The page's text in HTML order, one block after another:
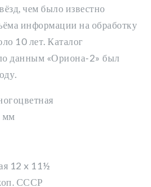
чем было известно
информации на обработку
10 лет. Каталог
данным «Ориона-2» был
мм
12 x 11½
СССР